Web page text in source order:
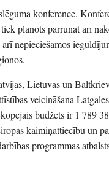
konference.
plānots pārrunāt arī
nepieciešamos
Lietuvas un
veicināšana
budžets ir 1 789
kaimiņattiecību un
programmas